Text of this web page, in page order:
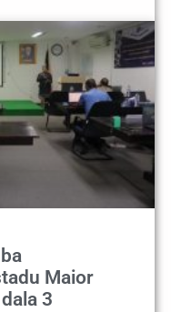
Maior
3